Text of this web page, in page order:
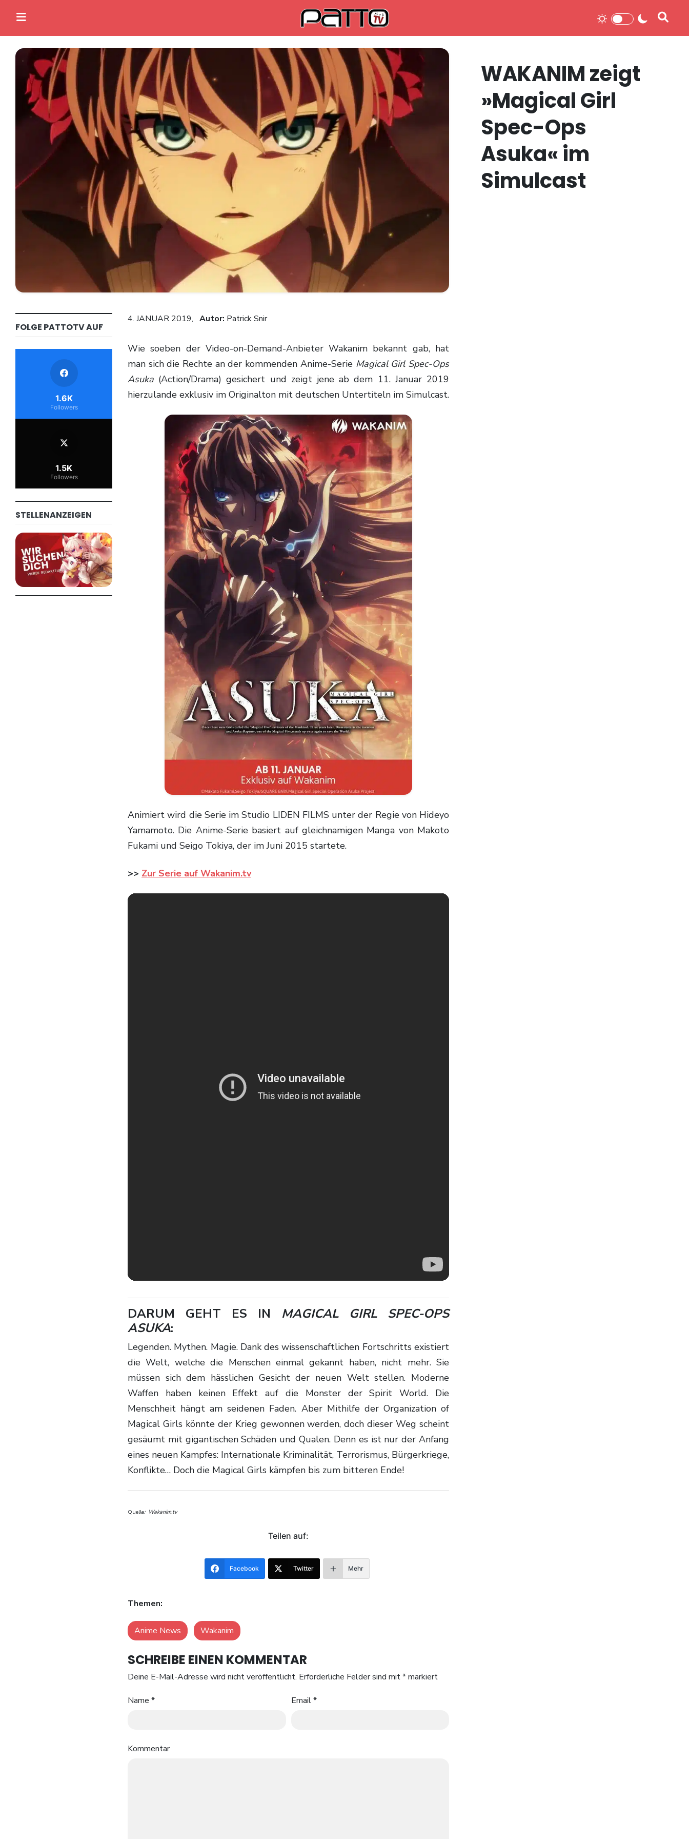
Home
Anime News
Spiele News
Previews
Gaming-Eventkalender
TV-Programm
4. JANUAR 2019, Autor: Patrick Snir
Wie soeben der Video-on-Demand-Anbieter Wakanim bekannt gab, hat
man sich die Rechte an der kommenden Anime-Serie Magical Girl Spec-Ops
Asuka (Action/Drama) gesichert und zeigt jene ab dem 11. Januar 2019
hierzulande exklusiv im Originalton mit deutschen Untertiteln im Simulcast.
Animiert wird die Serie im Studio LIDEN FILMS unter der Regie von Hideyo
Yamamoto. Die Anime-Serie basiert auf gleichnamigen Manga von Makoto
Fukami und Seigo Tokiya, der im Juni 2015 startete.
>> Zur Serie auf Wakanim.tv
DARUM GEHT ES IN MAGICAL GIRL SPEC-OPS
ASUKA:
Legenden. Mythen. Magie. Dank des wissenschaftlichen Fortschritts existiert
die Welt, welche die Menschen einmal gekannt haben, nicht mehr. Sie
müssen sich dem hässlichen Gesicht der neuen Welt stellen. Moderne
Waffen haben keinen Effekt auf die Monster der Spirit World. Die
Menschheit hängt am seidenen Faden. Aber Mithilfe der Organization of
Magical Girls könnte der Krieg gewonnen werden, doch dieser Weg scheint
gesäumt mit gigantischen Schäden und Qualen. Denn es ist nur der Anfang
eines neuen Kampfes: Internationale Kriminalität, Terrorismus, Bürgerkriege,
Konflikte… Doch die Magical Girls kämpfen bis zum bitteren Ende!
Quelle: Wakanim.tv
Teilen auf:
Facebook Twitter Mehr
Themen:
Anime News Wakanim
SCHREIBE EINEN KOMMENTAR
Deine E-Mail-Adresse wird nicht veröffentlicht. Erforderliche Felder sind mit*markiert
Name * Email*
Kommentar
FOLGE PATTOTV AUF
1.6K
Followers
1.5K
Followers
STELLENANZEIGEN
WAKANIM zeigt
»Magical Girl
Spec-Ops
Asuka« im
Simulcast